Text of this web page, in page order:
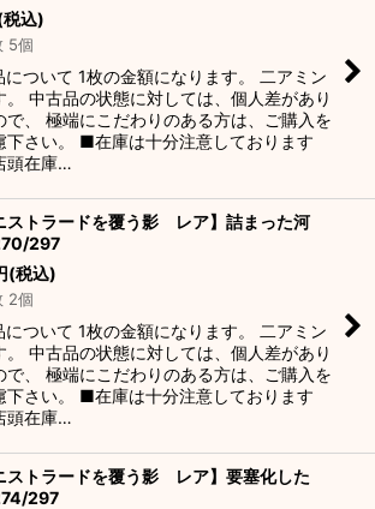
税込)
5個
ついて 1枚の金額になります。 二アミン
。 中古品の状態に対しては、個人差があり
で、 極端にこだわりのある方は、ご購入を
下さい。 ■在庫は十分注意しております
頭在庫…
ストラードを覆う影 レア】詰まった河
297
(税込)
2個
ついて 1枚の金額になります。 二アミン
。 中古品の状態に対しては、個人差があり
で、 極端にこだわりのある方は、ご購入を
下さい。 ■在庫は十分注意しております
頭在庫…
ストラードを覆う影 レア】要塞化した
297